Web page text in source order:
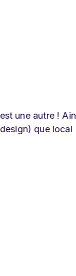
une autre !
que local